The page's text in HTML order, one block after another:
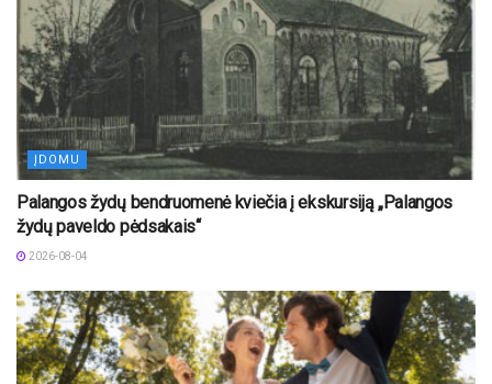
ĮDOMU
Palangos žydų bendruomenė kviečia į ekskursiją „Palangos
žydų paveldo pėdsakais“
2026-08-04